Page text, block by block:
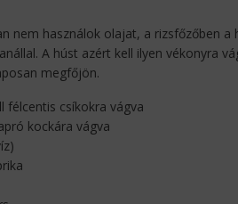
nem használok olajat, a rizsfőzőben a
A húst azért kell ilyen vékonyra
megfőjön.
félcentis csíkokra vágva
kockára vágva